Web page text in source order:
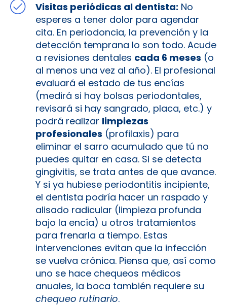
Visitas periódicas al dentista: No
esperes a tener dolor para agendar
cita. En periodoncia, la prevención y la
detección temprana lo son todo. Acude
a revisiones dentales cada 6 meses (o
al menos una vez al año)​. El profesional
evaluará el estado de tus encías
(medirá si hay bolsas periodontales,
revisará si hay sangrado, placa, etc.) y
podrá realizar limpiezas
profesionales (profilaxis) para
eliminar el sarro acumulado que tú no
puedes quitar en casa. Si se detecta
gingivitis, se trata antes de que avance.
Y si ya hubiese periodontitis incipiente,
el dentista podría hacer un raspado y
alisado radicular (limpieza profunda
bajo la encía) u otros tratamientos
para frenarla a tiempo​. Estas
intervenciones evitan que la infección
se vuelva crónica. Piensa que, así como
uno se hace chequeos médicos
anuales, la boca también requiere su
chequeo rutinario.